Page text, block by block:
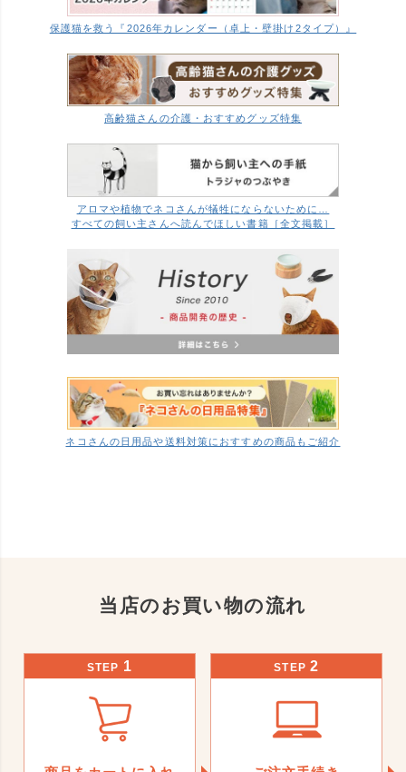
保護猫を救う『2026年カレンダー（卓上・壁掛け2タイプ）』
高齢猫さんの介護・おすすめグッズ特集
アロマや植物でネコさんが犠牲にならないために…
すべての飼い主さんへ読んでほしい書籍［全文掲載］
ネコさんの日用品や送料対策におすすめの商品もご紹介
当店のお買い物の流れ
STEP 1 STEP 2